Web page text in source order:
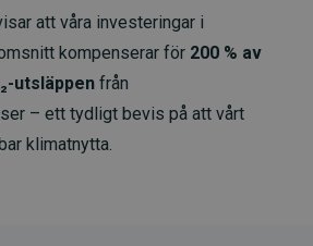
att våra investeringar i
kompenserar för 200 % av
utsläppen från
– ett tydligt bevis på att vårt
klimatnytta.